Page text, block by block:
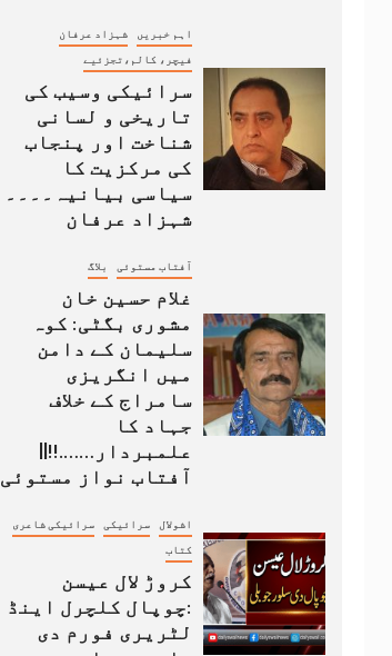
اہم خبریں شہزاد عرفان
فیچر، کالم،تجزئیے
سرائیکی وسیب کی
تاریخی و لسانی
شناخت اور پنجاب
کی مرکزیت کا
سیاسی بیانیہ۔۔۔۔
شہزاد عرفان
آفتاب مستوئی بلاگ
غلام حسین خان
مشوری بگٹی: کوہ
سلیمان کے دامن
میں انگریزی
سامراج کے خلاف
جہاد کا
علمبردار…….!!||
آفتاب نواز مستوئی
اشولال سرائیکی سرائیکی شاعری
کتاب
کروڑ لال عیسن
:چوپال کلچرل اینڈ
لٹریری فورم دی